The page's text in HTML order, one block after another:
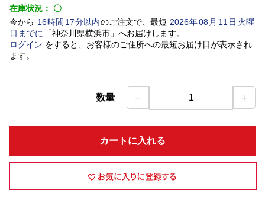
在庫状況： 〇
今から 16時間 17分以内のご注文で、最短 2026年08 月 11 日火曜
日 までに 「神奈川県横浜市」 へお届けします。
ログイン をすると、お客様のご住所への最短お届け日が表示され
ます。
数量 － 1 ＋
カートに入れる